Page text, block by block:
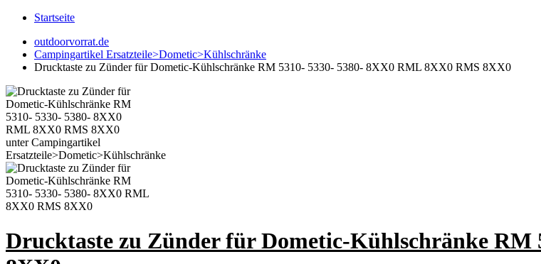
Startseite
outdoorvorrat.de
Campingartikel Ersatzteile>Dometic>Kühlschränke
Drucktaste zu Zünder für Dometic-Kühlschränke RM 5310- 5330- 5380- 8XX0 RML 8XX0 RMS 8XX0
Drucktaste zu Zünder für Dometic-Kühlschränke RM